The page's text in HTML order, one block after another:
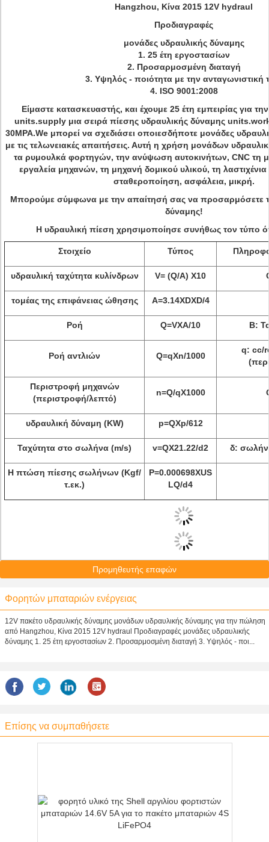
Hangzhou, Κίνα 2015 12V hydraul
Προδιαγραφές
μονάδες υδραυλικής δύναμης
1. 25 έτη εργοστασίων
2. Προσαρμοσμένη διαταγή
3. Υψηλός - ποιότητα με την ανταγωνιστική
4. ISO 9001:2008
Είμαστε κατασκευαστής, και έχουμε 25 έτη εμπειρίας για
units.supply μια σειρά πίεσης υδραυλικής δύναμης
30MPA.We μπορεί να σχεδιάσει οποιεσδήποτε μονάδες
με τις τελωνειακές απαιτήσεις. Αυτή η χρήση μονάδων
τα ρυμουλκά φορτηγών, την ανύψωση αυτοκινήτων, CNC τη
εργαλεία μηχανών, τη μηχανή δομικού υλικού, τη
σταθεροποίηση, ασφάλεια, μικρή.
Μπορούμε σύμφωνα με την απαίτησή σας να προσαρμόσετε
δύναμης!
Η υδραυλική πίεση χρησιμοποίησε συνήθως τον τύπο
Στοιχείο Τύπος
υδραυλική ταχύτητα κυλίνδρων V= (Q/A) X10
τομέας της επιφάνειας ώθησης A=3.14XDXD/4
Ροή Q=VXA/10 Β:
Ροή αντλιών Q=qXn/1000
q: cc/
Περιστροφή μηχανών
(περιστροφή/λεπτό)
n=Q/qX1000
υδραυλική δύναμη (KW) p=QXp/612
Ταχύτητα στο σωλήνα (m/s) v=QX21.22/d2 δ:
Η πτώση πίεσης σωλήνων (Kgf/
τ.εκ.)
P=0.000698XUS
LQ/d4
Προμηθευτής επαφών
Φορητών μπαταριών ενέργειας
12V πακέτο υδραυλικής δύναμης μονάδων υδραυλικής δύναμης για την πώληση
από Hangzhou, Κίνα 2015 12V hydraul Προδιαγραφές μονάδες υδραυλικής
δύναμης 1. 25 έτη εργοστασίων 2. Προσαρμοσμένη διαταγή 3. Υψηλός - ποι...
Επίσης να συμπαθήσετε